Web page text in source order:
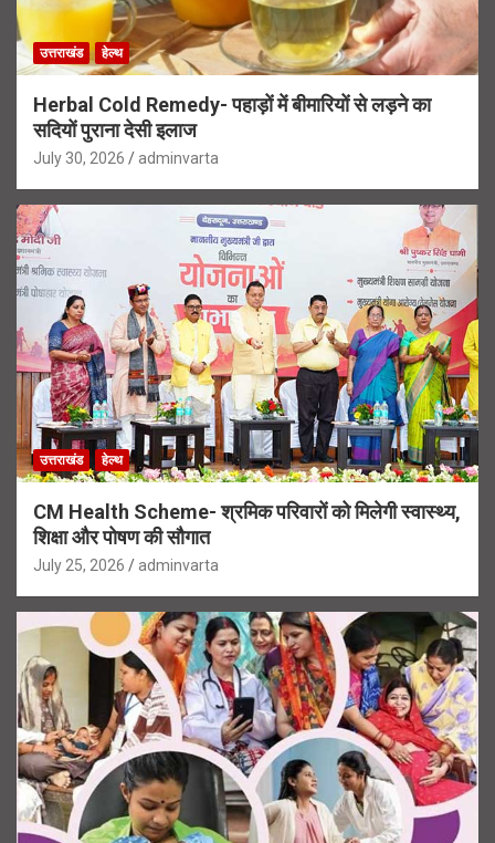
उत्तराखंड हेल्थ
Herbal Cold Remedy- पहाड़ों में बीमारियों से लड़ने का
सदियों पुराना देसी इलाज
July 30, 2026 adminvarta
उत्तराखंड हेल्थ
CM Health Scheme- श्रमिक परिवारों को मिलेगी स्वास्थ्य,
शिक्षा और पोषण की सौगात
July 25, 2026 adminvarta